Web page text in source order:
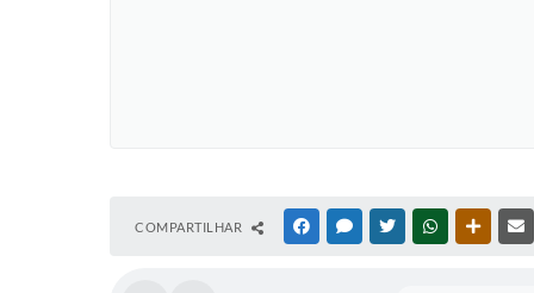
COMPARTILHAR FACEBOOKMESSENGER
TWITTERWHATSAPP